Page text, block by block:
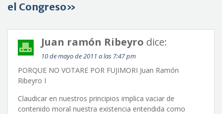
el Congreso»
Juan ramón Ribeyro dice:
10 de mayo de 2011 a las 7:47 pm
PORQUE NO VOTARE POR FUJIMORI Juan Ramón
Ribeyro I
Claudicar en nuestros principios implica vaciar de
contenido moral nuestra existencia entendida como